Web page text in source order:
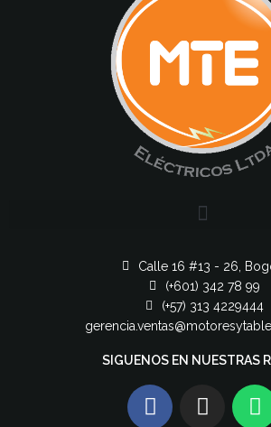
Calle 16 #13 - 26,
(+601) 342 78 99
(+57) 313 4229444
SIGUENOS EN NUESTRAS